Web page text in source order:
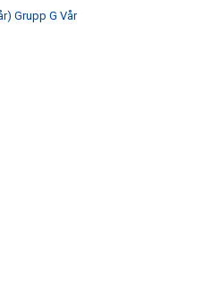
Grupp G Vår